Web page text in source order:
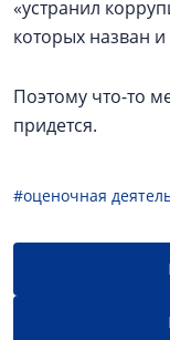
«устранил
которых назван
Поэтому что-то
придется.
#оценочная